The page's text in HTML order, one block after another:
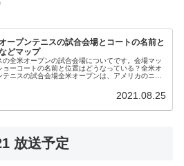
ープンテニスの試合会場とコートの名前と
どマップ
の全米オープンの試合会場についてです。会場マッ
ョーコートの名前と位置はどうなっている？全米オ
テニスの試合会場全米オープンは、アメリカのニュ
2021.08.25
放送予定